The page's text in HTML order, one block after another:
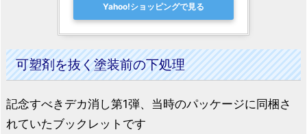
Yahoo!ショッピングで見る
可塑剤を抜く塗装前の下処理
記念すべきデカ消し第1弾、当時のパッケージに同梱さ
れていたブックレットです